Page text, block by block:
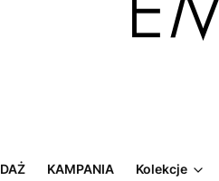
KAMPANIA Kolekcje